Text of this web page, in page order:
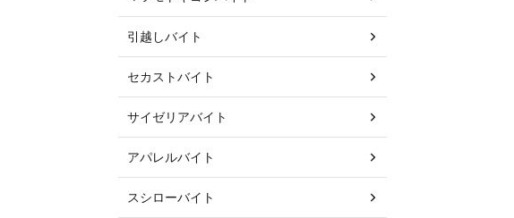
引越しバイト
セカストバイト
サイゼリアバイト
アパレルバイト
スシローバイト